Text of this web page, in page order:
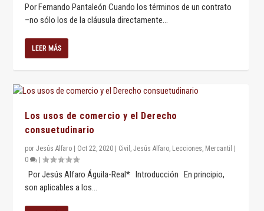
Por Fernando Pantaleón Cuando los términos de un contrato
–no sólo los de la cláusula directamente...
LEER MÁS
Los usos de comercio y el Derecho
consuetudinario
porJesús Alfaro Oct 22, 2020 Civil ,Jesús Alfaro, Lecciones, Mercantil
0
|
Por Jesús Alfaro Águila-Real* Introducción En principio,
son aplicables a los...